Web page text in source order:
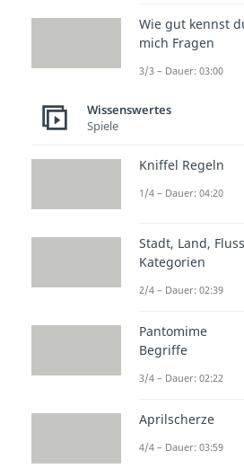
Begabung für
im Alter von 5
nicht nur seine
Koreanisch,
Deutsch,
Mit 8 Jahren
Kernphysik-
arbeitete nach
die
NASA
Da ihm der Job
Dauer aber zu
wieder zurück
Allerdings
Ausbildung
weswegen er
Schulbildung
weniger als
Wie gut kennst
mich Fragen
3/3 – Dauer: 03:00
Wissenswertes
Spiele
Kniffel Regeln
1/4 – Dauer: 04:20
Stadt, Land, Fluss
Kategorien
2/4 – Dauer: 02:39
Pantomime
Begriffe
3/4 – Dauer: 02:22
Aprilscherze
4/4 – Dauer: 03:59